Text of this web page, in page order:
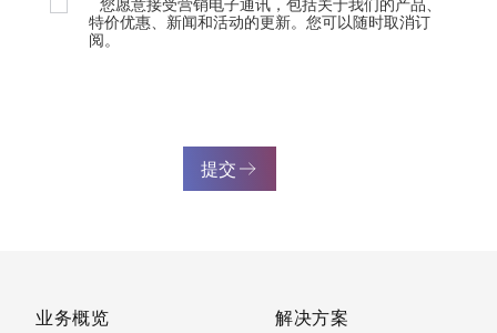
特价优惠、新闻和活动的更新。您可以随时取消订
阅。
提交
业务概览
解决方案